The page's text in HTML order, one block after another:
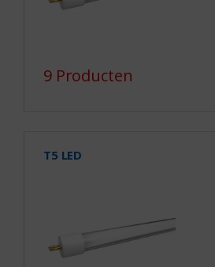
9 Producten
T5 LED